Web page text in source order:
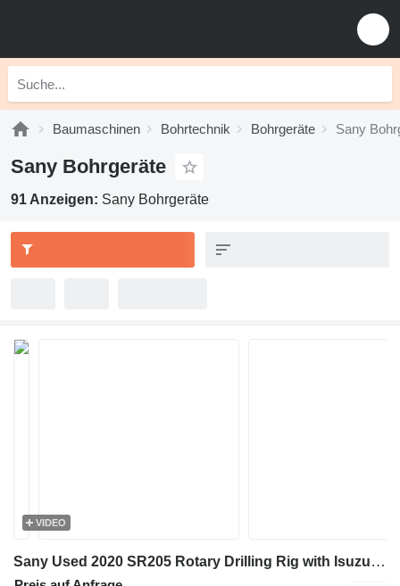
Baumaschinen Bohrtechnik Bohrgeräte Sany
Sany Bohrgeräte
91 Anzeigen: Sany Bohrgeräte
VIDEO
Sany Used 2020 SR205 Rotary Drilling Rig with Isuzu Engine & 406-3*11